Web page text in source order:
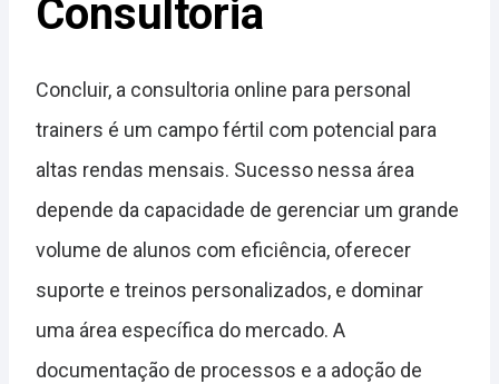
Consultoria
Concluir, a consultoria online para personal
trainers é um campo fértil com potencial para
altas rendas mensais. Sucesso nessa área
depende da capacidade de gerenciar um grande
volume de alunos com eficiência, oferecer
suporte e treinos personalizados, e dominar
uma área específica do mercado. A
documentação de processos e a adoção de